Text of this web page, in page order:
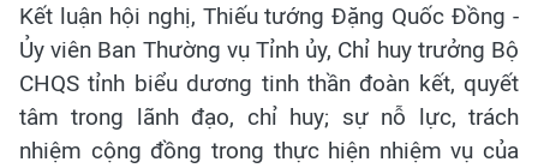
Kết luận hội nghị, Thiếu tướng Đặng Quốc Đồng -
Ủy viên Ban Thường vụ Tỉnh ủy, Chỉ huy trưởng Bộ
CHQS tỉnh biểu dương tinh thần đoàn kết, quyết
tâm trong lãnh đạo, chỉ huy; sự nỗ lực, trách
nhiệm cộng đồng trong thực hiện nhiệm vụ của